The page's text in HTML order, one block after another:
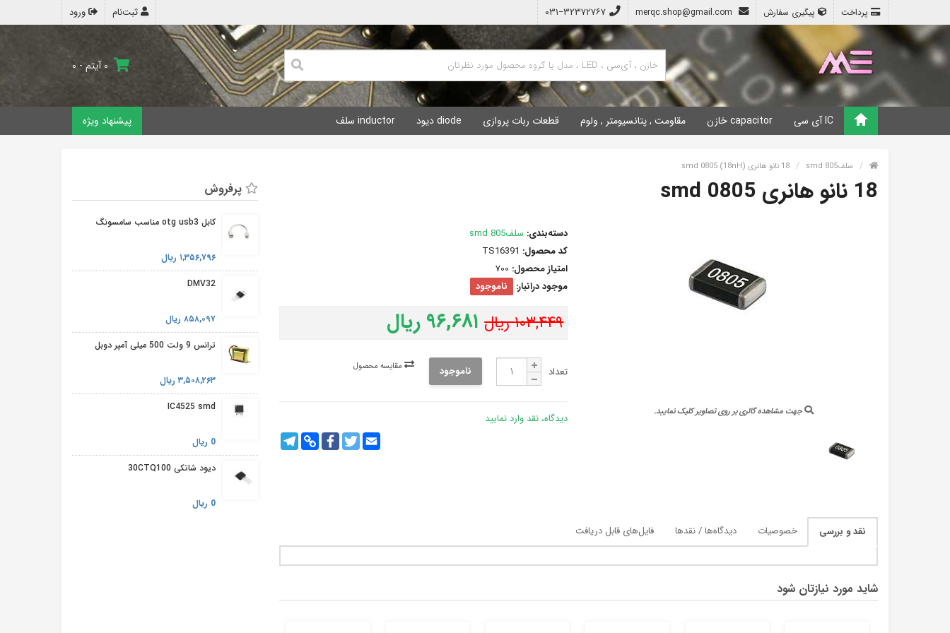
۰۳۱−۳۲۳۷۲۷۶۷ پیگیری سفارش پرداخت ورود ثبت‌نام
۰ آیتم - ۰
IC آی سی capacitor خازن مقاومت , پتانسیومتر , ولوم قطعات ربات پروازی diode دیود inductor سلف پیشنهاد ویژه
سلفsmd 805 18 نانو هانری smd 0805 (18nH)
18 نانو هانری smd 0805
جهت مشاهده گالری بر روی تصاویر کلیک نمایید.
دسته‌بندی: سلفsmd 805
کد محصول: TS16391
امتیاز محصول: 700
موجود درانبار:
ناموجود
۱۰۳,۴۴۹ ریال ۹۶,۶۸۱ ریال
تعداد ناموجود مقایسه محصول
دیدگاه، نقد وارد نمایید
TelegramCopy
Link
FacebookTwitterEmail
نقد و بررسی خصوصیات دیدگاه‌ها / نقدها فایل‌های قابل دریافت
شاید مورد نیازتان شود
پرفروش
کابل otg usb3 مناسب سامسونگ
۱,۳۵۶,۷۹۶ ریال
DMV32
۸۵۸,۰۹۷ ریال
ترانس 9 ولت 500 میلی آمپر دوبل
۳,۵۰۸,۲۶۳ ریال
IC4525 smd
0 ریال
دیود شاتکی 30CTQ100
0 ریال